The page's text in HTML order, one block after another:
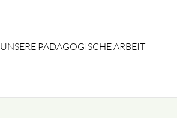
UNSERE PÄDAGOGISCHE ARBEIT